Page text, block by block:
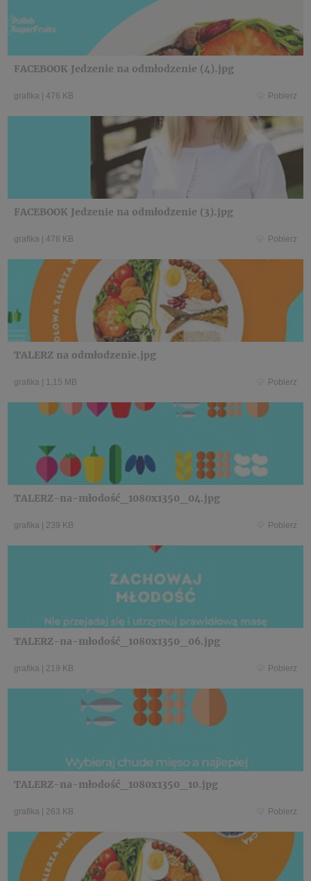
FACEBOOK Jedzenie na odmłodzenie (4).jpg
grafika 476 KB Pobierz
FACEBOOK Jedzenie na odmłodzenie (3).jpg
grafika 478 KB Pobierz
TALERZ na odmłodzenie.jpg
grafika 1,15 MB Pobierz
TALERZ-na-młodość_1080x1350_04.jpg
grafika 239 KB Pobierz
TALERZ-na-młodość_1080x1350_06.jpg
grafika 219 KB Pobierz
TALERZ-na-młodość_1080x1350_10.jpg
grafika 263 KB Pobierz